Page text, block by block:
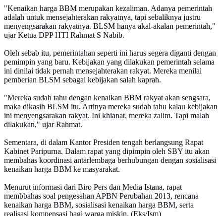
"Kenaikan harga BBM merupakan kezaliman. Adanya pemerintah
adalah untuk mensejahterakan rakyatnya, tapi sebaliknya justru
menyengsarakan rakyatnya. BLSM hanya akal-akalan pemerintah,"
ujar Ketua DPP HTI Rahmat S Nabib.
Oleh sebab itu, pemerintahan seperti ini harus segera diganti dengan
pemimpin yang baru. Kebijakan yang dilakukan pemerintah selama
ini dinilai tidak pernah mensejahterakan rakyat. Mereka menilai
pemberian BLSM sebagai kebijakan salah kaprah.
"Mereka sudah tahu dengan kenaikan BBM rakyat akan sengsara,
maka dikasih BLSM itu. Artinya mereka sudah tahu kalau kebijakan
ini menyengsarakan rakyat. Ini khianat, mereka zalim. Tapi malah
dilakukan," ujar Rahmat.
Sementara, di dalam Kantor Presiden tengah berlangsung Rapat
Kabinet Paripurna. Dalam rapat yang dipimpin oleh SBY itu akan
membahas koordinasi antarlembaga berhubungan dengan sosialisasi
kenaikan harga BBM ke masyarakat.
Menurut informasi dari Biro Pers dan Media Istana, rapat
membbahas soal pengesahan APBN Perubahan 2013, rencana
kenaikan harga BBM, sosialisasi kenaikan harga BBM, serta
realisasi kompensasi bagi warga miskin. (Eks/Ism)